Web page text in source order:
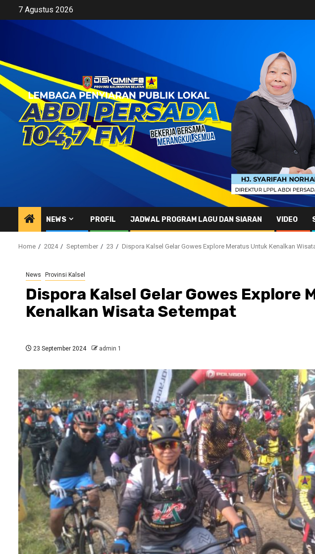
content
7 Agustus 2026
NEWS PROFIL JADWAL PROGRAM LAGU DAN SIARAN VIDEO
Home 2024 September 23 Dispora Kalsel Gelar Gowes Explore Meratus Untuk Kenalkan
News Provinsi Kalsel
Dispora Kalsel Gelar Gowes Explore
Kenalkan Wisata Setempat
23 September 2024 admin 1